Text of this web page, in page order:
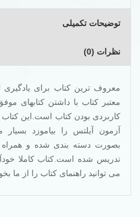
توضیحات تکمیلی
نظرات (0)
معروف ترین کتاب برای
معتبر کتاب با داشتن کتابهای
کاربردی بودن کتاب است.این
آزمون آیلتس را بیاموزد
بصورت دسته بندی شده و همراه
تدریس شده است.کتاب کاملا
می توانید راهنمای کتاب را از ما